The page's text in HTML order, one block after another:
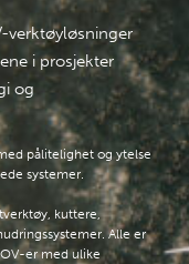
verktøyløsninger
i prosjekter
og
pålitelighet og ytelse
systemer.
kuttere,
Alle er
er med ulike